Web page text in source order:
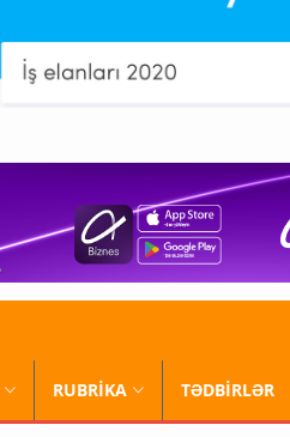
RUBRİKA TƏDBİRLƏR